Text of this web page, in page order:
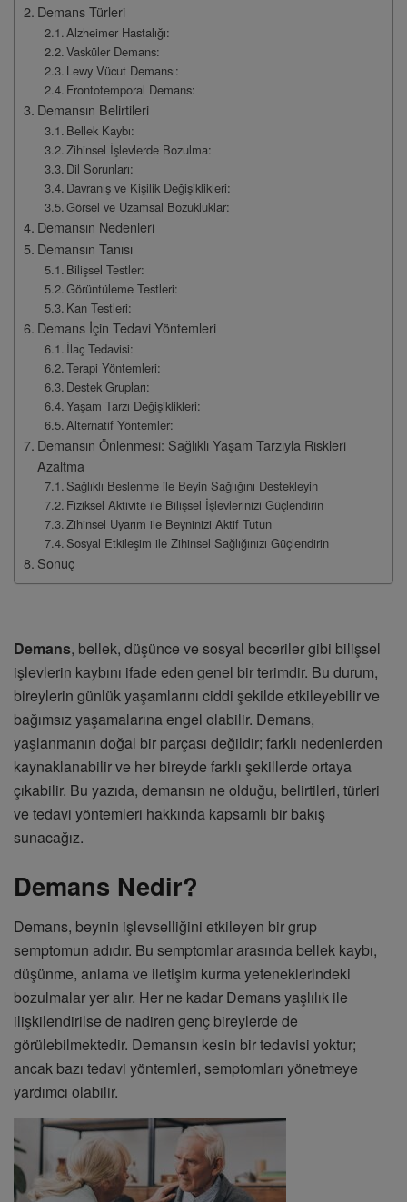
Demans Türleri
Alzheimer Hastalığı:
Vasküler Demans:
Lewy Vücut Demansı:
Frontotemporal Demans:
Demansın Belirtileri
Bellek Kaybı:
Zihinsel İşlevlerde Bozulma:
Dil Sorunları:
Davranış ve Kişilik Değişiklikleri:
Görsel ve Uzamsal Bozukluklar:
Demansın Nedenleri
Demansın Tanısı
Bilişsel Testler:
Görüntüleme Testleri:
Kan Testleri:
Demans İçin Tedavi Yöntemleri
İlaç Tedavisi:
Terapi Yöntemleri:
Destek Grupları:
Yaşam Tarzı Değişiklikleri:
Alternatif Yöntemler:
Demansın Önlenmesi: Sağlıklı Yaşam Tarzıyla Riskleri
Azaltma
Sağlıklı Beslenme ile Beyin Sağlığını Destekleyin
Fiziksel Aktivite ile Bilişsel İşlevlerinizi Güçlendirin
Zihinsel Uyarım ile Beyninizi Aktif Tutun
Sosyal Etkileşim ile Zihinsel Sağlığınızı Güçlendirin
Sonuç
Demans, bellek, düşünce ve sosyal beceriler gibi bilişsel
işlevlerin kaybını ifade eden genel bir terimdir. Bu durum,
bireylerin günlük yaşamlarını ciddi şekilde etkileyebilir ve
bağımsız yaşamalarına engel olabilir. Demans,
yaşlanmanın doğal bir parçası değildir; farklı nedenlerden
kaynaklanabilir ve her bireyde farklı şekillerde ortaya
çıkabilir. Bu yazıda, demansın ne olduğu, belirtileri, türleri
ve tedavi yöntemleri hakkında kapsamlı bir bakış
sunacağız.
Demans Nedir?
Demans, beynin işlevselliğini etkileyen bir grup
semptomun adıdır. Bu semptomlar arasında bellek kaybı,
düşünme, anlama ve iletişim kurma yeteneklerindeki
bozulmalar yer alır. Her ne kadar Demans yaşlılık ile
ilişkilendirilse de nadiren genç bireylerde de
görülebilmektedir. Demansın kesin bir tedavisi yoktur;
ancak bazı tedavi yöntemleri, semptomları yönetmeye
yardımcı olabilir.